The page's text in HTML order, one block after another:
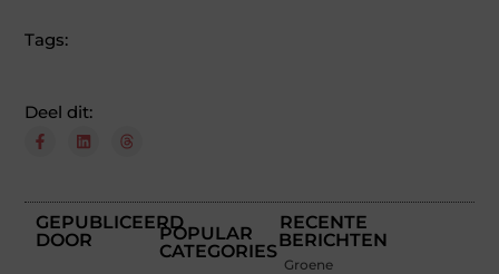
Tags:
Deel dit:
GEPUBLICEERD
DOOR
POPULAR
CATEGORIES
RECENTE
BERICHTEN
Groene